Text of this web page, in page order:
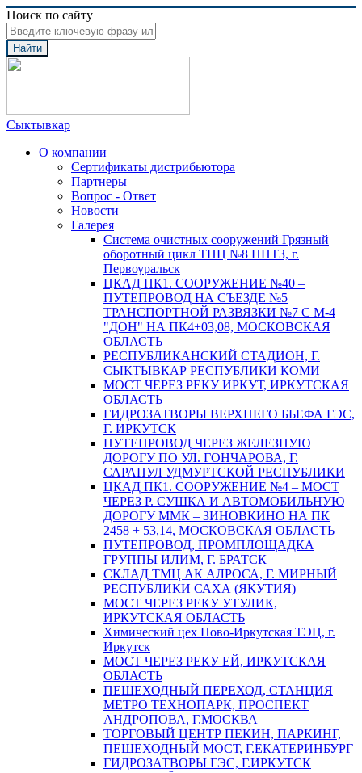
Поиск по сайту
Найти
Сыктывкар
О компании
Сертификаты дистрибьютора
Партнеры
Вопрос - Ответ
Новости
Галерея
Система очистных сооружений Грязный
оборотный цикл ТПЦ №8 ПНТЗ, г.
Первоуральск
ЦКАД ПК1. СООРУЖЕНИЕ №40 –
ПУТЕПРОВОД НА СЪЕЗДЕ №5
ТРАНСПОРТНОЙ РАЗВЯЗКИ №7 С М-4
"ДОН" НА ПК4+03,08, МОСКОВСКАЯ
ОБЛАСТЬ
РЕСПУБЛИКАНСКИЙ СТАДИОН, Г.
СЫКТЫВКАР РЕСПУБЛИКИ КОМИ
МОСТ ЧЕРЕЗ РЕКУ ИРКУТ, ИРКУТСКАЯ
ОБЛАСТЬ
ГИДРОЗАТВОРЫ ВЕРХНЕГО БЬЕФА ГЭС,
Г. ИРКУТСК
ПУТЕПРОВОД ЧЕРЕЗ ЖЕЛЕЗНУЮ
ДОРОГУ ПО УЛ. ГОНЧАРОВА, Г.
САРАПУЛ УДМУРТСКОЙ РЕСПУБЛИКИ
ЦКАД ПК1. СООРУЖЕНИЕ №4 – МОСТ
ЧЕРЕЗ Р. СУШКА И АВТОМОБИЛЬНУЮ
ДОРОГУ ММК – ЗИНОВКИНО НА ПК
2458 + 53,14, МОСКОВСКАЯ ОБЛАСТЬ
ПУТЕПРОВОД, ПРОМПЛОЩАДКА
ГРУППЫ ИЛИМ, Г. БРАТСК
СКЛАД ТМЦ АК АЛРОСА, Г. МИРНЫЙ
РЕСПУБЛИКИ САХА (ЯКУТИЯ)
МОСТ ЧЕРЕЗ РЕКУ УТУЛИК,
ИРКУТСКАЯ ОБЛАСТЬ
Химический цех Ново-Иркутская ТЭЦ, г.
Иркутск
МОСТ ЧЕРЕЗ РЕКУ ЕЙ, ИРКУТСКАЯ
ОБЛАСТЬ
ПЕШЕХОДНЫЙ ПЕРЕХОД, СТАНЦИЯ
МЕТРО ТЕХНОПАРК, ПРОСПЕКТ
АНДРОПОВА, Г.МОСКВА
ТОРГОВЫЙ ЦЕНТР ПЕКИН, ПАРКИНГ,
ПЕШЕХОДНЫЙ МОСТ, Г.ЕКАТЕРИНБУРГ
ГИДРОЗАТВОРЫ ГЭС, Г.ИРКУТСК